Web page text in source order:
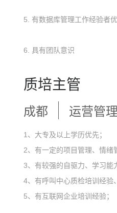
5. 有数据库管理工作经验者优
6. 具有团队意识
质培主管
成都 运营管
1、大专及以上学历优先；
2、有一定的项目管理、情绪
3、有较强的自驱力、学习能
4、有呼叫中心质检培训经验
5、有互联网企业培训经验；